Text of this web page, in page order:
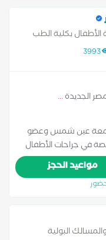
بكلية الطب
الجراحين الملكية
3993
الجديدة...
جامعة عين شمس وعضو
في جراحات الأطفال
وجراحات حديثي
مواعيد الحجز
البولية